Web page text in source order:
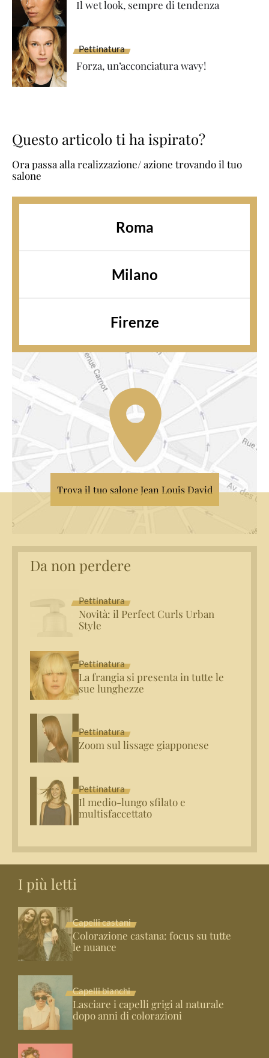
Il wet look, sempre di tendenza
Pettinatura
Forza, un’acconciatura wavy!
Questo articolo ti ha ispirato?
Ora passa alla realizzazione/ azione trovando il tuo
salone
Roma
Milano
Firenze
Trova il tuo salone Jean Louis David
Da non perdere
Pettinatura
Novità: il Perfect Curls Urban
Style
Pettinatura
La frangia si presenta in tutte le
sue lunghezze
Pettinatura
Zoom sul lissage giapponese
Pettinatura
Il medio-lungo sfilato e
multisfaccettato
I più letti
Capelli castani
Colorazione castana: focus su tutte
le nuance
Capelli bianchi
Lasciare i capelli grigi al naturale
dopo anni di colorazioni